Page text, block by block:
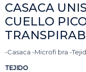
CASACA
CUELLO
-Casaca -Microfi bra -
TEJIDO